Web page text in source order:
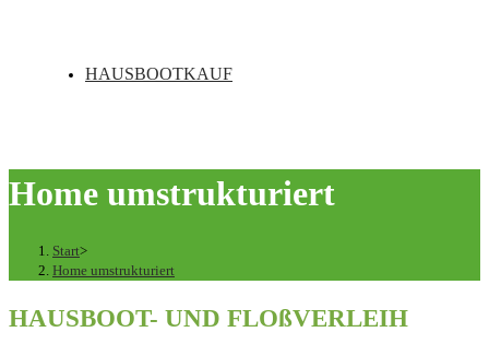
HAUSBOOTKAUF
Home umstrukturiert
Start>
Home umstrukturiert
HAUSBOOT- UND FLOßVERLEIH